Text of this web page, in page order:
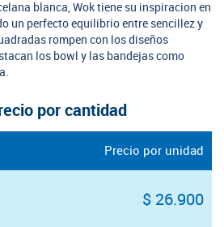
blanca, Wok tiene su inspiracion en
un perfecto equilibrio entre sencillez y
rompen con los diseños
los bowl y las bandejas como
por cantidad
Precio por unidad
$ 26.900